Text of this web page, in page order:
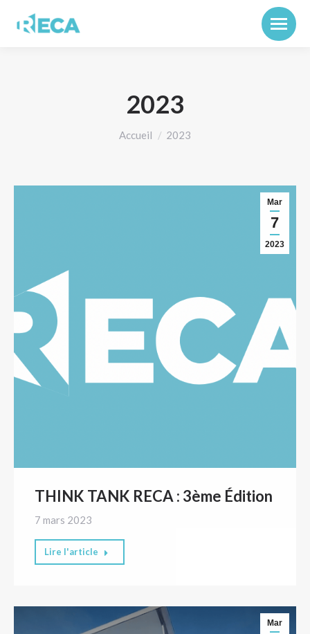
2023
Vous êtes ici :
Accueil 2023
Mar
7
2023
THINK TANK RECA : 3ème Édition
7 mars 2023
Lire l'article
Mar